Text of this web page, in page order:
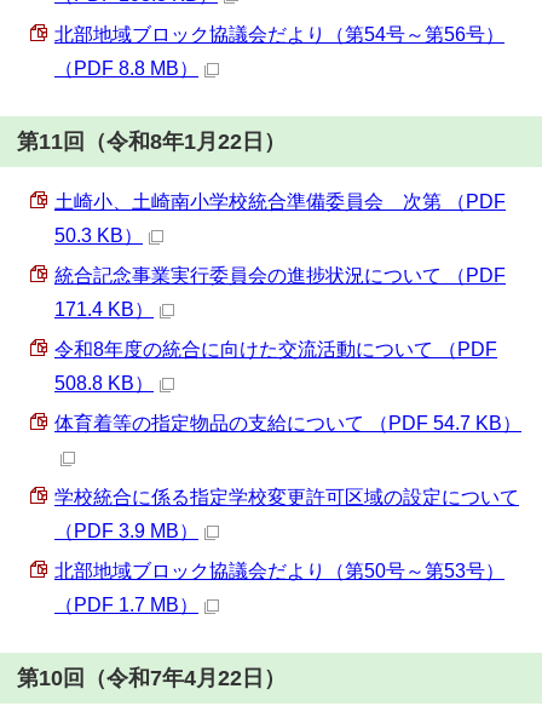
北部地域ブロック協議会だより（第54号～第56号）
（PDF 8.8 MB）
第11回（令和8年1月22日）
土崎小、土崎南小学校統合準備委員会 次第 （PDF
50.3 KB）
統合記念事業実行委員会の進捗状況について （PDF
171.4 KB）
令和8年度の統合に向けた交流活動について （PDF
508.8 KB）
体育着等の指定物品の支給について （PDF 54.7 KB）
学校統合に係る指定学校変更許可区域の設定について
（PDF 3.9 MB）
北部地域ブロック協議会だより（第50号～第53号）
（PDF 1.7 MB）
第10回（令和7年4月22日）